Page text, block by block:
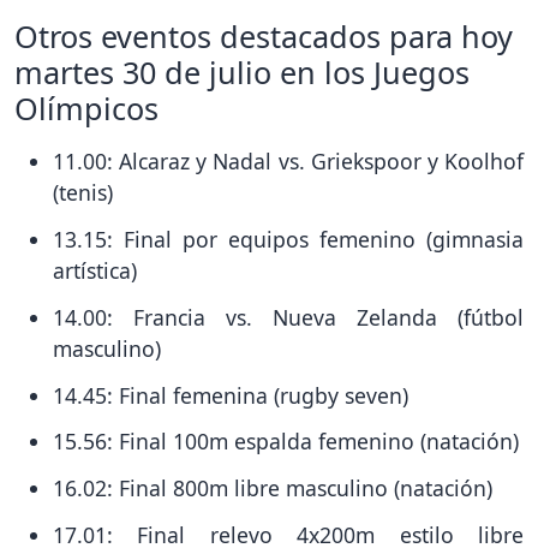
Otros eventos destacados para hoy
martes 30 de julio en los Juegos
Olímpicos
11.00: Alcaraz y Nadal vs. Griekspoor y Koolhof
(tenis)
13.15: Final por equipos femenino (gimnasia
artística)
14.00: Francia vs. Nueva Zelanda (fútbol
masculino)
14.45: Final femenina (rugby seven)
15.56: Final 100m espalda femenino (natación)
16.02: Final 800m libre masculino (natación)
17.01: Final relevo 4x200m estilo libre